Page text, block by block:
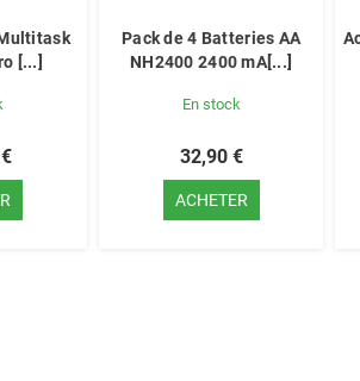
[...]
Pack de 4 Batteries AA
NH2400 2400 mA[...]
En stock
32,90 €
ACHETER